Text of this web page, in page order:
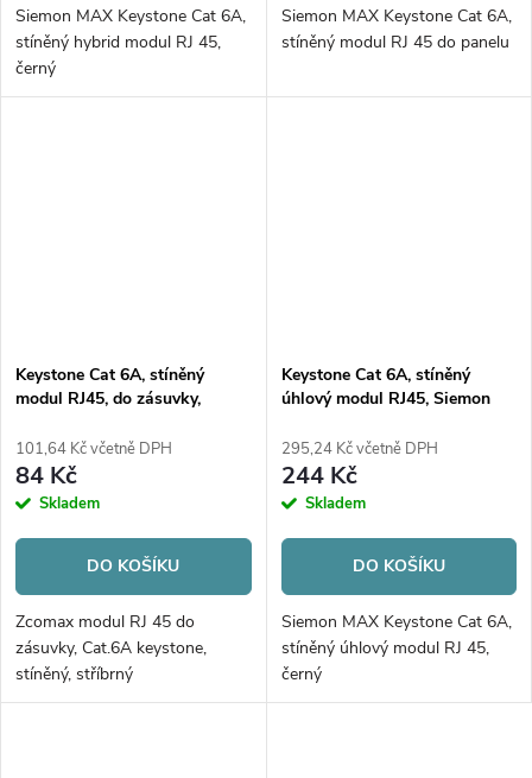
Siemon MAX Keystone Cat 6A,
stíněný hybrid modul RJ 45,
černý
Siemon MAX Keystone Cat 6A,
stíněný modul RJ 45 do panelu
Keystone Cat 6A, stíněný
modul RJ45, do zásuvky,
101,64 Kč včetně DPH
84 Kč
Skladem
DO KOŠÍKU
Zcomax modul RJ 45 do
zásuvky, Cat.6A keystone,
stíněný, stříbrný
Keystone Cat 6A, stíněný
úhlový modul RJ45, Siemon
295,24 Kč včetně DPH
244 Kč
Skladem
DO KOŠÍKU
Siemon MAX Keystone Cat 6A,
stíněný úhlový modul RJ 45,
černý